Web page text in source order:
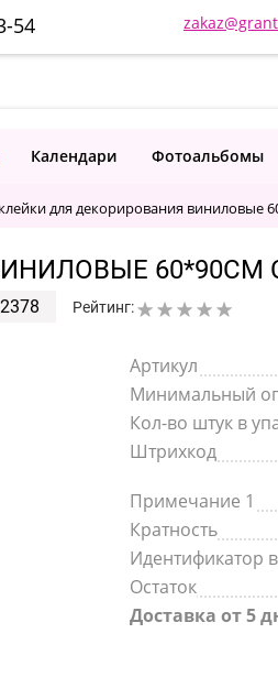
54
Календари Фотоальбомы
для декорирования виниловые
Рейтинг:
Артикул
Минимальный
Кол-во штук в
Штрихкод
Примечание 1
Кратность
Идентификатор
Остаток
Доставка от 5